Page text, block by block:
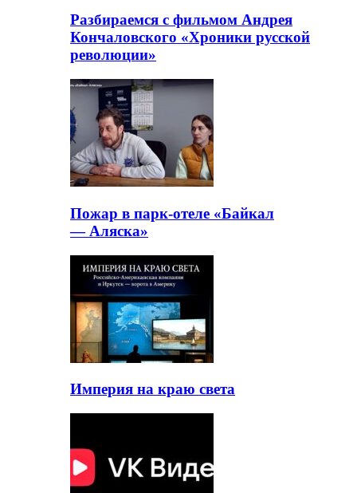
Разбираемся с фильмом Андрея
Кончаловского «Хроники русской
революции»
Пожар в парк-отеле «Байкал
— Аляска»
Империя на краю света